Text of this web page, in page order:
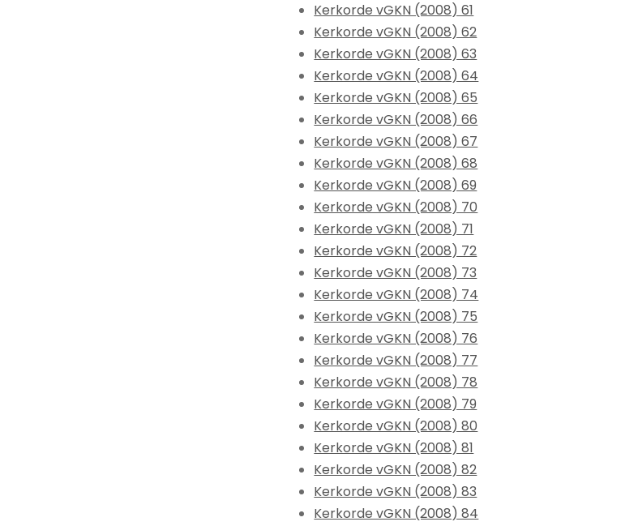
Kerkorde vGKN (2008) 61
Kerkorde vGKN (2008) 62
Kerkorde vGKN (2008) 63
Kerkorde vGKN (2008) 64
Kerkorde vGKN (2008) 65
Kerkorde vGKN (2008) 66
Kerkorde vGKN (2008) 67
Kerkorde vGKN (2008) 68
Kerkorde vGKN (2008) 69
Kerkorde vGKN (2008) 70
Kerkorde vGKN (2008) 71
Kerkorde vGKN (2008) 72
Kerkorde vGKN (2008) 73
Kerkorde vGKN (2008) 74
Kerkorde vGKN (2008) 75
Kerkorde vGKN (2008) 76
Kerkorde vGKN (2008) 77
Kerkorde vGKN (2008) 78
Kerkorde vGKN (2008) 79
Kerkorde vGKN (2008) 80
Kerkorde vGKN (2008) 81
Kerkorde vGKN (2008) 82
Kerkorde vGKN (2008) 83
Kerkorde vGKN (2008) 84